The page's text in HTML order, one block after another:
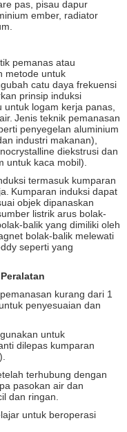
pas, pisau dapur
ember, radiator
pemanas atau
metode untuk
catu daya frekuensi
prinsip induksi
logam kerja panas,
Jenis teknik pemanasan
penyegelan aluminium
industri makanan),
diekstrusi dan
untuk kaca mobil).
termasuk kumparan
Kumparan induksi dapat
objek dipanaskan
listrik arus bolak-
balik yang dimiliki oleh
bolak-balik melewati
seperti yang
kurang dari 1
penyesuaian dan
untuk
dilepas kumparan
terhubung dengan
pasokan air dan
dan ringan.
untuk beroperasi